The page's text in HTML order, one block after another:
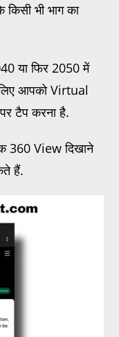
भी भाग का
या फिर 2050 में
आपको Virtual
टैप करना है.
360 View दिखाने
हैं.